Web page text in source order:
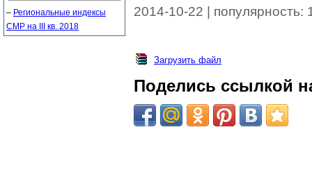
– Региональные индексы
СМР на III кв. 2018
2014-10-22 | популярность:
Загрузить файл
Поделись ссылкой